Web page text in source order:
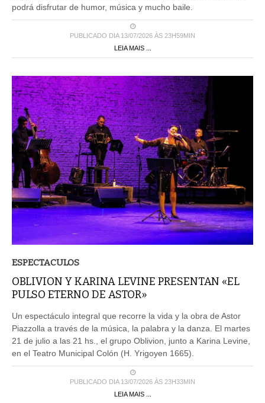
podrá disfrutar de humor, música y mucho baile.
PUBLICADO DIA 13/07/2026 ÀS 23H59MIN
LEIA MAIS ...
ESPECTACULOS
OBLIVION Y KARINA LEVINE PRESENTAN «EL
PULSO ETERNO DE ASTOR»
Un espectáculo integral que recorre la vida y la obra de Astor
Piazzolla a través de la música, la palabra y la danza. El martes
21 de julio a las 21 hs., el grupo Oblivion, junto a Karina Levine,
en el Teatro Municipal Colón (H. Yrigoyen 1665).
PUBLICADO DIA 13/07/2026 ÀS 23H33MIN
LEIA MAIS ...